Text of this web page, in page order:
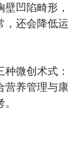
壁凹陷畸形
，还会降低
种微创术式
营养管理与